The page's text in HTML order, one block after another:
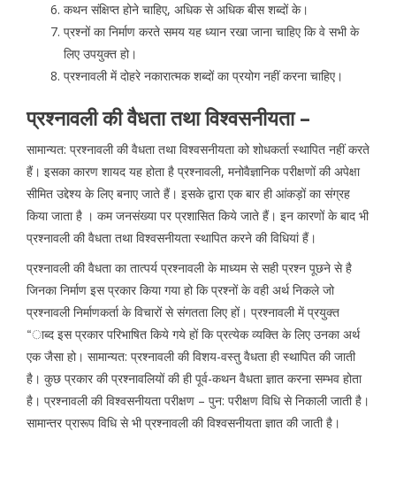
कथन संक्षिप्त होने चाहिए, अधिक से अधिक बीस शब्दों के।
प्रश्नों का निर्माण करते समय यह ध्यान रखा जाना चाहिए कि वे सभी के
लिए उपयुक्त हो।
प्रश्नावली में दोहरे नकारात्मक शब्दों का प्रयोग नहीं करना चाहिए।
प्रश्नावली की वैधता तथा विश्वसनीयता –
सामान्यत: प्रश्नावली की वैधता तथा विश्वसनीयता को शोधकर्ता स्थापित नहीं करते
हैं। इसका कारण शायद यह होता है प्रश्नावली, मनोवैज्ञानिक परीक्षणों की अपेक्षा
सीमित उद्देश्य के लिए बनाए जाते हैं। इसके द्वारा एक बार ही आंकड़ों का संग्रह
किया जाता है । कम जनसंख्या पर प्रशासित किये जाते हैं। इन कारणों के बाद भी
प्रश्नावली की वैधता तथा विश्वसनीयता स्थापित करने की विधियां हैं।
प्रश्नावली की वैधता का तात्पर्य प्रश्नावली के माध्यम से सही प्रश्न पूछने से है
जिनका निर्माण इस प्रकार किया गया हो कि प्रश्नों के वही अर्थ निकले जो
प्रश्नावली निर्माणकर्ता के विचारों से संगतता लिए हों। प्रश्नावली में प्रयुक्त
“ाब्द इस प्रकार परिभाषित किये गये हों कि प्रत्येक व्यक्ति के लिए उनका अर्थ
एक जैसा हो। सामान्यत: प्रश्नावली की विशय-वस्तु वैधता ही स्थापित की जाती
है। कुछ प्रकार की प्रश्नावलियों की ही पूर्व-कथन वैधता ज्ञात करना सम्भव होता
है। प्रश्नावली की विश्वसनीयता परीक्षण – पुन: परीक्षण विधि से निकाली जाती है।
सामान्तर प्रारूप विधि से भी प्रश्नावली की विश्वसनीयता ज्ञात की जाती है।